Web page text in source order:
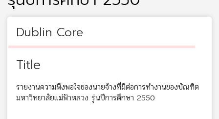
Dublin Core
Title
รายงานความพึงพอใจของนายจ้างที่มีต่อการทำงานของบัณฑิต
มหาวิทยาลัยแม่ฟ้าหลวง รุ่นปีการศึกษา 2550